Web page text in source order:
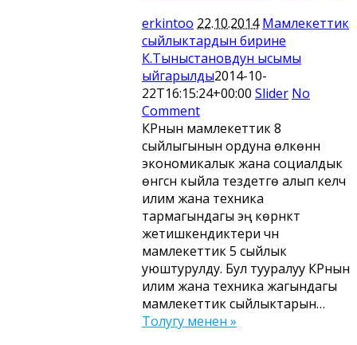
erkintoo 22.10.2014 Мамлекеттик
сыйлыктардын бирине
К.Тыныстановдун ысымы
ыйгарылды2014-10-
22T16:15:24+00:00 Slider No
Comment
КРнын мамлекеттик 8
сыйлыгынын ордуна өлкөнүн
экономикалык жана социалдык
өнүгүүсүн кыйла тездетүүгө алып келүүчү
илим жана техника
тармагындагы эң көрүнүктүү
жетишкендиктери үчүн
мамлекеттик 5 сыйлык
уюштурулду. Бул тууралуу КРнын
илим жана техника жагындагы
мамлекеттик сыйлыктарын…
Толугу менен »